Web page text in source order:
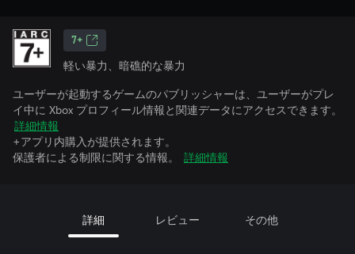
7+
軽い暴力、暗礁的な暴力
ユーザーが起動するゲームのパブリッシャーは、ユーザーがプレ
イ中に Xbox プロフィール情報と関連データにアクセスできます。
詳細情報
+アプリ内購入が提供されます。
保護者による制限に関する情報。
詳細情報
詳細 レビュー その他